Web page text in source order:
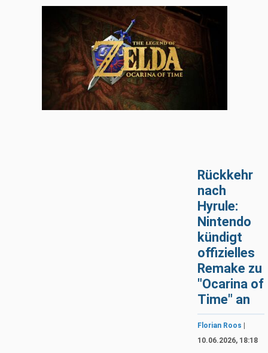
Rückkehr
nach
Hyrule:
Nintendo
kündigt
offizielles
Remake zu
"Ocarina of
Time" an
Florian Roos
10.06.2026, 18:18